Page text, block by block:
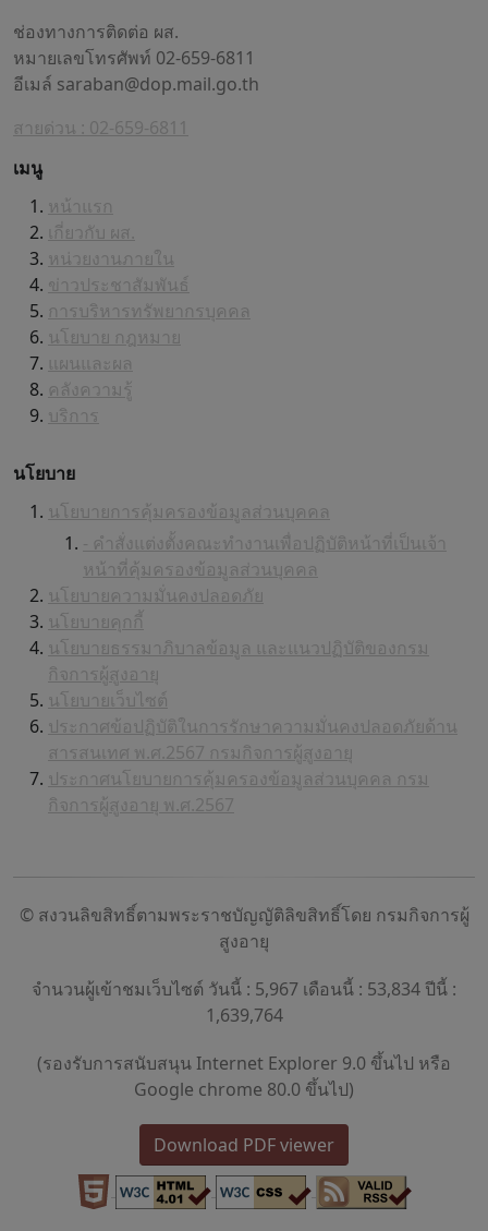
ช่องทางการติดต่อ ผส.
หมายเลขโทรศัพท์ 02-659-6811
อีเมล์ saraban@dop.mail.go.th
สายด่วน : 02-659-6811
เมนู
หน้าแรก
เกี่ยวกับ ผส.
หน่วยงานภายใน
ข่าวประชาสัมพันธ์
การบริหารทรัพยากรบุคคล
นโยบาย กฎหมาย
แผนและผล
คลังความรู้
บริการ
นโยบาย
นโยบายการคุ้มครองข้อมูลส่วนบุคคล
- คำสั่งแต่งตั้งคณะทำงานเพื่อปฏิบัติหน้าที่เป็นเจ้า
หน้าที่คุ้มครองข้อมูลส่วนบุคคล
นโยบายความมั่นคงปลอดภัย
นโยบายคุกกี้
นโยบายธรรมาภิบาลข้อมูล และแนวปฏิบัติของกรม
กิจการผู้สูงอายุ
นโยบายเว็บไซต์
ประกาศข้อปฏิบัติในการรักษาความมั่นคงปลอดภัยด้าน
สารสนเทศ พ.ศ.2567 กรมกิจการผู้สูงอายุ
ประกาศนโยบายการคุ้มครองข้อมูลส่วนบุคคล กรม
กิจการผู้สูงอายุ พ.ศ.2567
© สงวนลิขสิทธิ์ตามพระราชบัญญัติลิขสิทธิ์โดย กรมกิจการผู้
สูงอายุ
จำนวนผู้เข้าชมเว็บไซต์ วันนี้ : 5,967 เดือนนี้ : 53,834 ปีนี้ :
1,639,764
(รองรับการสนับสนุน Internet Explorer 9.0 ขึ้นไป หรือ
Google chrome 80.0 ขึ้นไป)
Download PDF viewer